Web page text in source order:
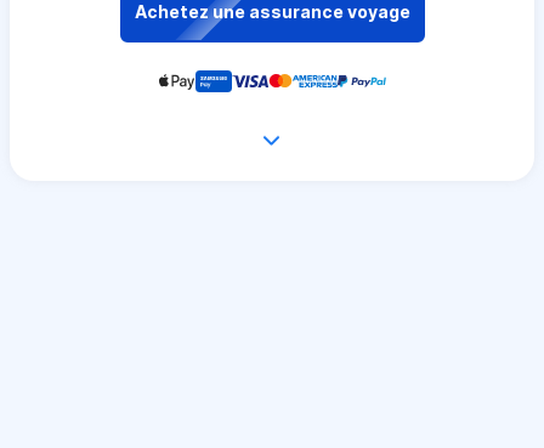
Achetez une assurance voyage